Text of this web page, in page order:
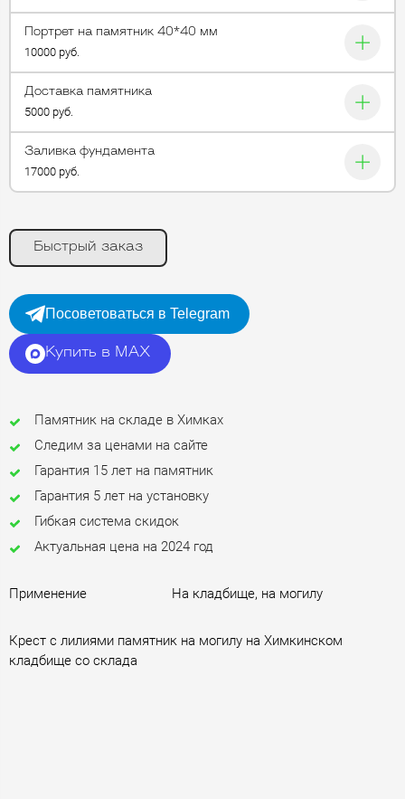
Портрет на памятник 40*40 мм
10000 руб.
Доставка памятника
5000 руб.
Заливка фундамента
17000 руб.
Быстрый заказ
Посоветоваться в Telegram
Купить в MAX
Памятник на складе в Химках
Следим за ценами на сайте
Гарантия 15 лет на памятник
Гарантия 5 лет на установку
Гибкая система скидок
Актуальная цена на 2024 год
Применение На кладбище, на могилу
Крест c лилиями памятник на могилу на Химкинском
кладбище со склада